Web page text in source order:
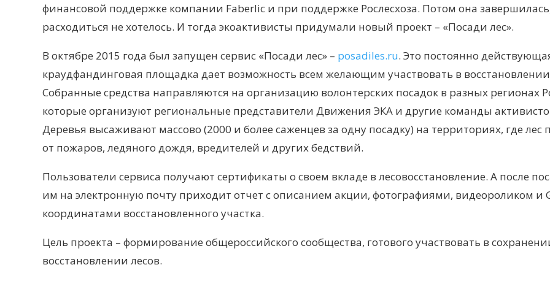
финансовой поддержке компании Faberlic и при поддержке Рослесхоза. Потом она
расходиться не хотелось. И тогда экоактивисты придумали новый проект – «Посади лес».
В октябре 2015 года был запущен сервис «Посади лес» – posadiles.ru. Это постоянно
краудфандинговая площадка дает возможность всем желающим участвовать в восстановлении
Собранные средства направляются на организацию волонтерских посадок в разных регионах
которые организуют региональные представители Движения ЭКА и другие команды
Деревья высаживают массово (2000 и более саженцев за одну посадку) на территориях, где лес
от пожаров, ледяного дождя, вредителей и других бедствий.
Пользователи сервиса получают сертификаты о своем вкладе в лесовосстановление. А после
им на электронную почту приходит отчет с описанием акции, фотографиями, видеороликом и
координатами восстановленного участка.
Цель проекта – формирование общероссийского сообщества, готового участвовать в
восстановлении лесов.